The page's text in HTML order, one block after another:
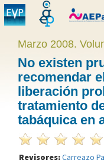
Marzo 2008.
No existen
recomendar
liberación
tratamiento
tabáquica en
Revisores:Carreazo